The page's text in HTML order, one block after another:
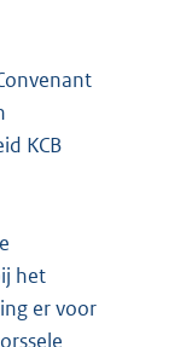
KCB
het
er voor